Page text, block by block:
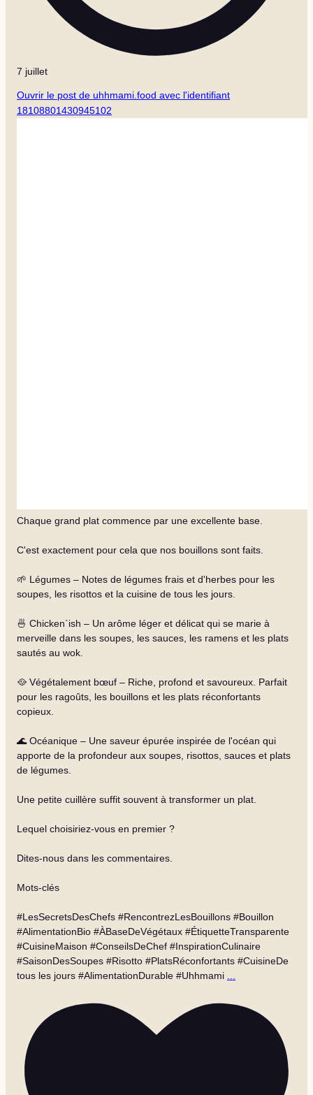
7 juillet
Ouvrir le post de uhhmami.food avec l'identifiant
18108801430945102
Chaque grand plat commence par une excellente base.
C'est exactement pour cela que nos bouillons sont faits.
🌱 Légumes – Notes de légumes frais et d'herbes pour les
soupes, les risottos et la cuisine de tous les jours.
🍜 Chicken`ish – Un arôme léger et délicat qui se marie à
merveille dans les soupes, les sauces, les ramens et les plats
sautés au wok.
🥘 Végétalement bœuf – Riche, profond et savoureux. Parfait
pour les ragoûts, les bouillons et les plats réconfortants
copieux.
🌊 Océanique – Une saveur épurée inspirée de l'océan qui
apporte de la profondeur aux soupes, risottos, sauces et plats
de légumes.
Une petite cuillère suffit souvent à transformer un plat.
Lequel choisiriez-vous en premier ?
Dites-nous dans les commentaires.
Mots-clés
#LesSecretsDesChefs #RencontrezLesBouillons #Bouillon
#AlimentationBio #ÀBaseDeVégétaux #ÉtiquetteTransparente
#CuisineMaison #ConseilsDeChef #InspirationCulinaire
#SaisonDesSoupes #Risotto #PlatsRéconfortants #CuisineDe
tous les jours #AlimentationDurable #Uhhmami ...